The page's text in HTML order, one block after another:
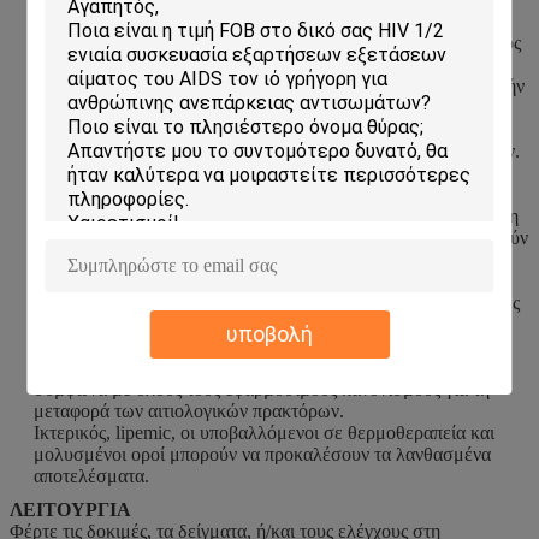
υποβολή
Η Chagas γρήγορη δοκιμή προορίζεται για τη χρήση με
ανθρώπινα τα δείγματα ολόκληρου αίματος, ορών ή πλάσματος
μόνο.
Μόνο σαφής, μη-τα δείγματα συστήνεται για τη χρήση με αυτήν
την δοκιμή. Ο ορός ή το πλάσμα πρέπει να χωριστεί το
συντομότερο δυνατό για να αποφύγει την αιμόλυση.
Εκτελέστε τη δοκιμή αμέσως μετά από τη συλλογή δειγμάτων.
Μην αφήστε τα δείγματα στη θερμοκρασία δωματίου για τις
παρατεταμένες περιόδους. Τα δείγματα ορών και πλάσματος
μπορούν να αποθηκευτούν σε 2-8°C μέχρι και 3 ημέρες. Για τη
μακροπρόθεσμη αποθήκευση, τα δείγματα πρέπει να κρατηθούν
κάτω από -20°C.
Φέρτε τα δείγματα στη θερμοκρασία δωματίου πριν από τη
δοκιμή. Τα παγωμένα δείγματα πρέπει να ξεπαγωθούν εντελώς
και να αναμιχθούν καλά πριν από τη δοκιμή. Αποφύγετε το
επαναλαμβανόμενο πάγωμα και το ξεπαγώνω των δειγμάτων.
μεταφορά των αιτιολογικών πρακτόρων.
Ικτερικός, lipemic, οι υποβαλλόμενοι σε θερμοθεραπεία και
μολυσμένοι οροί μπορούν να προκαλέσουν τα λανθασμένα
αποτελέσματα.
ΛΕΙΤΟΥΡΓΙΑ
Φέρτε τις δοκιμές, τα δείγματα, ή/και τους ελέγχους στη